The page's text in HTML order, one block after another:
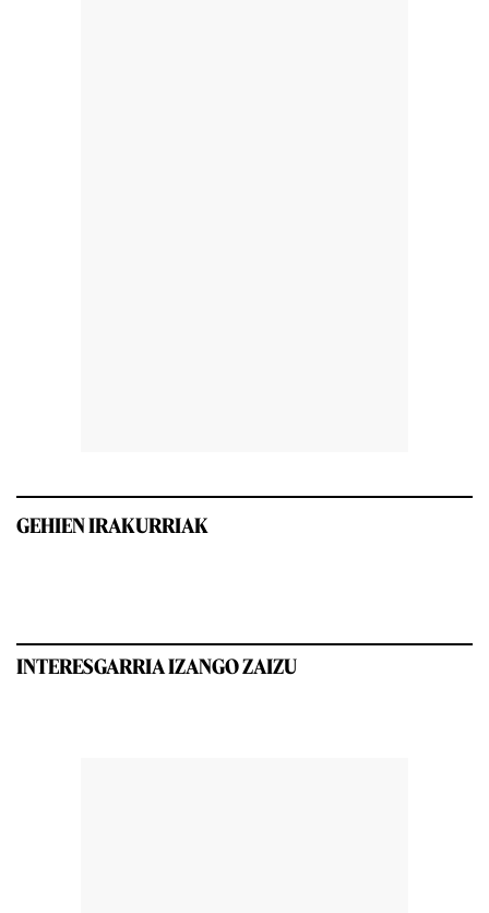
GEHIEN IRAKURRIAK
INTERESGARRIA IZANGO ZAIZU